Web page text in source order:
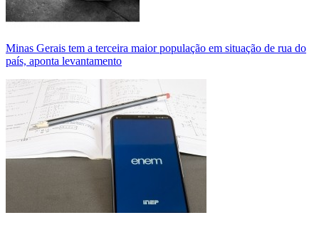
Minas Gerais tem a terceira maior população em situação de rua do
país, aponta levantamento